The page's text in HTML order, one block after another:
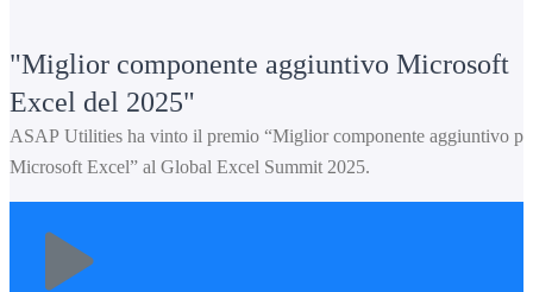
Miglior componente aggiuntivo Microsoft
Excel del 2025
ASAP Utilities ha vinto il premio “Miglior componente aggiuntivo
Microsoft Excel” al Global Excel Summit 2025.